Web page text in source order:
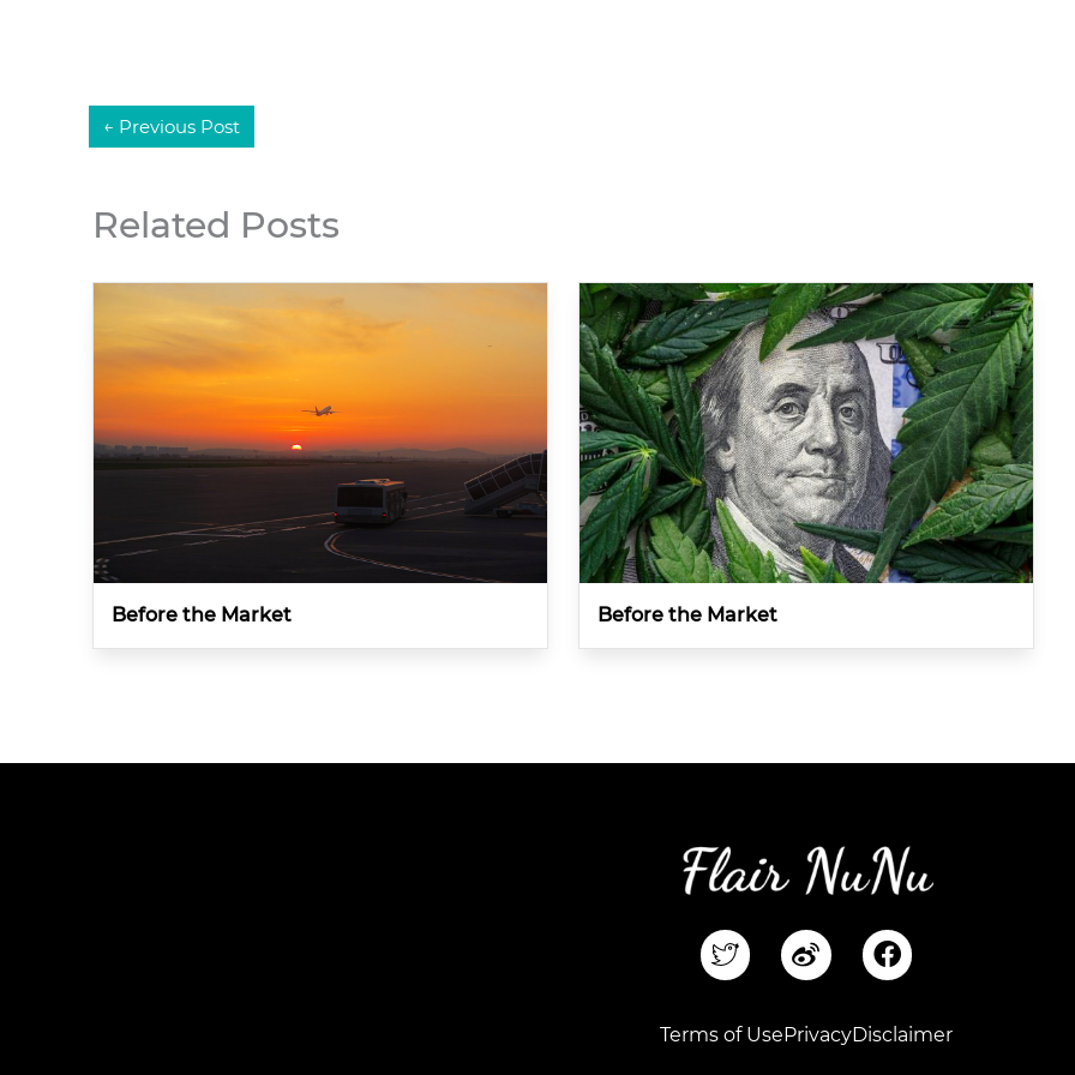
← Previous Post
Related Posts
Before the Market Before the Market
F
a
e
b
Terms of UsePrivacyDisclaimer